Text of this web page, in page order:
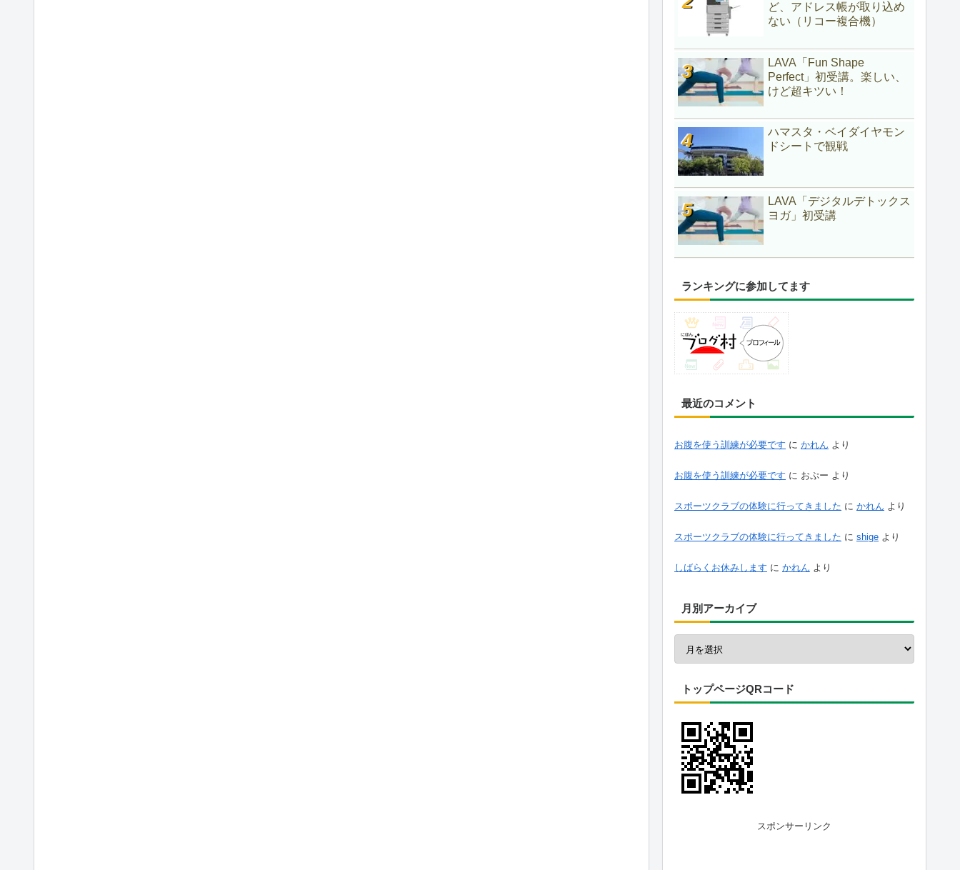
ど、アドレス帳が取り込め
ない（リコー複合機）
LAVA「Fun Shape
Perfect」初受講。楽しい、
けど超キツい！
ハマスタ・ベイダイヤモン
ドシートで観戦
LAVA「デジタルデトックス
ヨガ」初受講
ランキングに参加してます
最近のコメント
お腹を使う訓練が必要です に かれん より
お腹を使う訓練が必要です に おぷー より
スポーツクラブの体験に行ってきました に かれん より
スポーツクラブの体験に行ってきました に shige より
しばらくお休みします に かれん より
月別アーカイブ
トップページQRコード
スポンサーリンク